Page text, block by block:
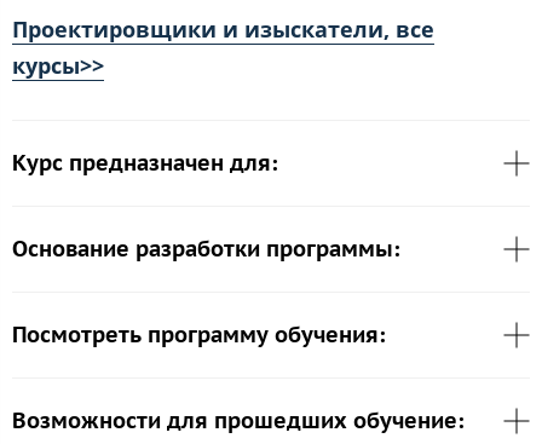
Проектировщики и изыскатели, все
курсы>>
Курс предназначен для:
Основание разработки программы:
Посмотреть программу обучения:
Возможности для прошедших обучение: